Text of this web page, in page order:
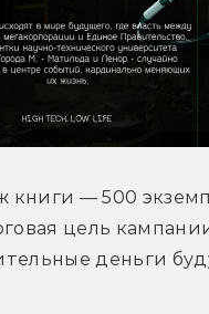
— 500
цель
деньги